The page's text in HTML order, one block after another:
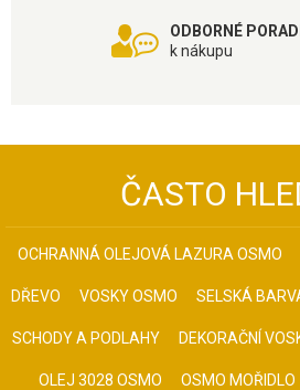
ODBORNÉ
k nákupu
ČASTO
OCHRANNÁ OLEJOVÁ LAZURA OSMO
DŘEVO VOSKY OSMO SELSKÁ
SCHODY A PODLAHY DEKORAČNÍ
OLEJ 3028 OSMO OSMO MOŘIDLO